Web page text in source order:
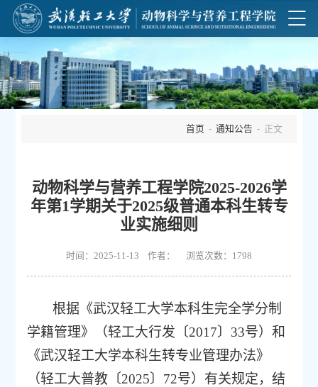
首页 - 通知公告 - 正文
动物科学与营养工程学院2025-2026学
年第1学期关于2025级普通本科生转专
业实施细则
时间：2025-11-13 作者： 浏览次数： 1798
根据《武汉轻工大学本科生完全学分制
学籍管理》（轻工大行发〔2017〕 33号）和
《武汉轻工大学本科生转专业管理办法》
（轻工大普教〔2025〕 72号）有关规定，结